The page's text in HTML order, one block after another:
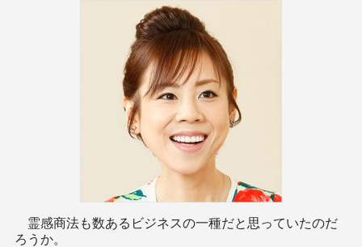
霊感商法も数あるビジネスの一種だと思っていたのだ
ろうか。